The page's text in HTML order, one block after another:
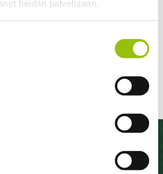
heidän palvelujaan.
ilman